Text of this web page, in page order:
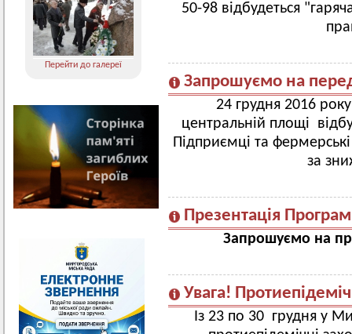
Перейти до галереї
50-98 відбудеться
Запрошуємо на
24 грудня 2016
центральній площі
Підприємці та
за
Презентація
Запрошуємо на
Увага!
Із 23 по 30 грудня у